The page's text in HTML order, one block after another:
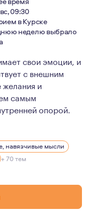
09:30
в Курске
неделю выбрало
свои эмоции, и
с внешним
желания и
самым
опорой.
жизненных
навязчивые мысли
+ 70 тем